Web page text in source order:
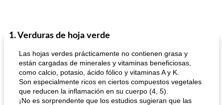
1. Verduras de hoja verde
Las hojas verdes prácticamente no contienen grasa y
están cargadas de minerales y vitaminas beneficiosas,
como calcio, potasio, ácido fólico y vitaminas A y K.
Son especialmente ricos en ciertos compuestos vegetales
que reducen la inflamación en su cuerpo (4, 5).
¡No es sorprendente que los estudios sugieran que las